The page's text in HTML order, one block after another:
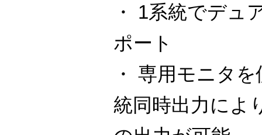
・ 1系統でデュ
ポート
・ 専用モニタ
統同時出力によ